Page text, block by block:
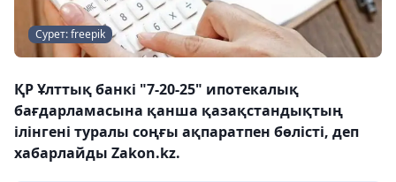
Сурет: freepik
ҚР Ұлттық банкі "7-20-25" ипотекалық
бағдарламасына қанша қазақстандықтың
ілінгені туралы соңғы ақпаратпен бөлісті, деп
хабарлайды Zakon.kz.